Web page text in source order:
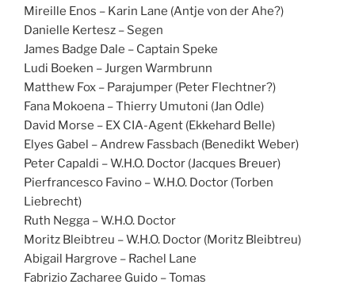
Mireille Enos – Karin Lane (Antje von der Ahe?)
Danielle Kertesz – Segen
James Badge Dale – Captain Speke
Ludi Boeken – Jurgen Warmbrunn
Matthew Fox – Parajumper (Peter Flechtner?)
Fana Mokoena – Thierry Umutoni (Jan Odle)
David Morse – EX CIA-Agent (Ekkehard Belle)
Elyes Gabel – Andrew Fassbach (Benedikt Weber)
Peter Capaldi – W.H.O. Doctor (Jacques Breuer)
Pierfrancesco Favino – W.H.O. Doctor (Torben
Liebrecht)
Ruth Negga – W.H.O. Doctor
Moritz Bleibtreu – W.H.O. Doctor (Moritz Bleibtreu)
Abigail Hargrove – Rachel Lane
Fabrizio Zacharee Guido – Tomas